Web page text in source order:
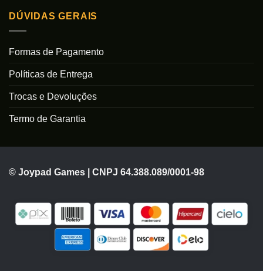
DÚVIDAS GERAIS
Formas de Pagamento
Políticas de Entrega
Trocas e Devoluções
Termo de Garantia
© Joypad Games | CNPJ 64.388.089/0001-98